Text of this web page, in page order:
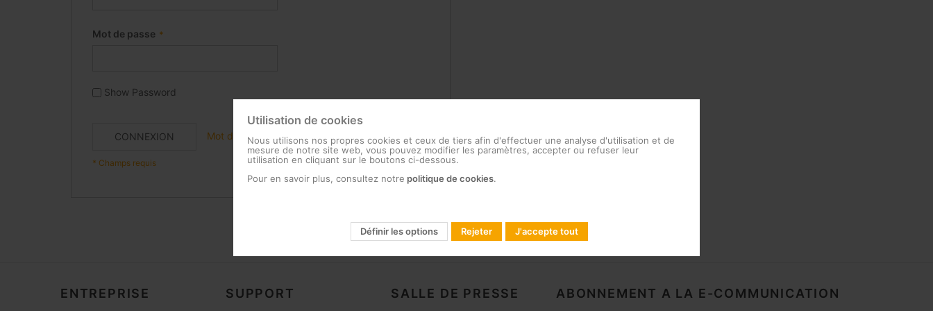
Mot de passe
Show Password
CONNEXION Mot de passe oublié ?
ENTREPRISE SUPPORT SALLE DE PRESSE ABONNEMENT A LA E-COMMUNICATION
Utilisation de cookies
Nous utilisons nos propres cookies et ceux de tiers afin d'effectuer une analyse d'utilisation et de
mesure de notre site web, vous pouvez modifier les paramètres, accepter ou refuser leur
utilisation en cliquant sur le boutons ci-dessous.
Pour en savoir plus, consultez notre politique de cookies.
Définir les options Rejeter J'accepte tout